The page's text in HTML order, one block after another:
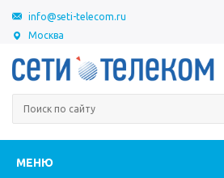
Москва
info@seti-telecom.ru
МЕНЮ